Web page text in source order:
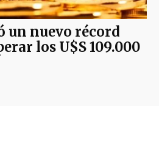
un nuevo récord
los U$S 109.000